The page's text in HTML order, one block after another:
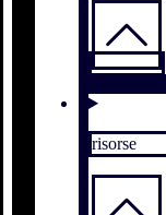
risorse